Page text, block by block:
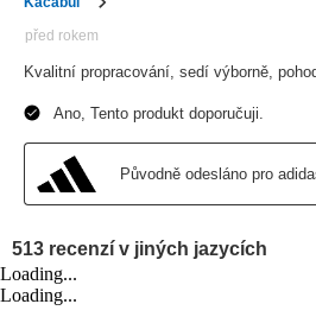
Loading...
Loading...